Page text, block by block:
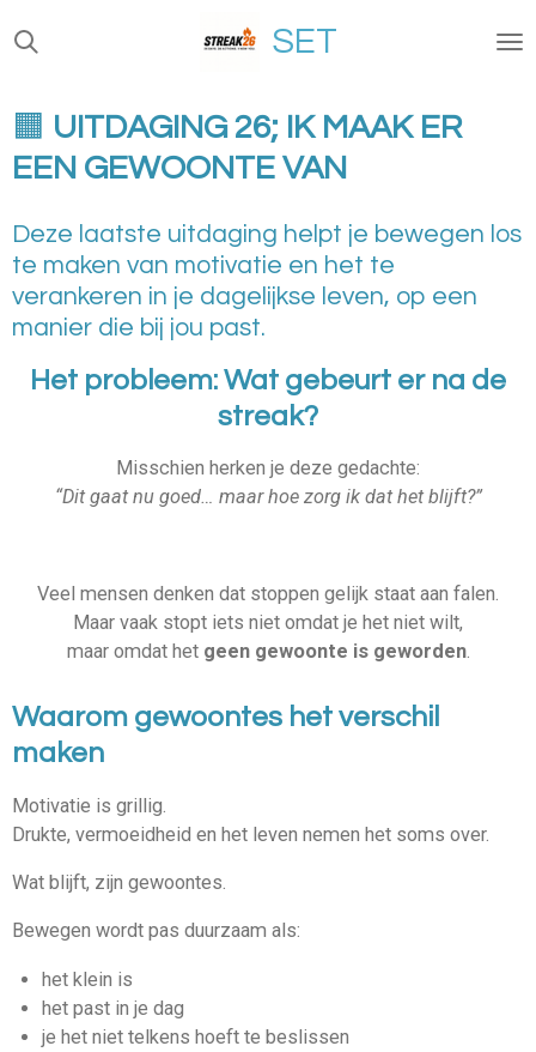
Ga
direct
de
hoofdinhoud
SET
🟧 UITDAGING 26; IK MAAK ER
EEN GEWOONTE VAN
Deze laatste uitdaging helpt je bewegen los
te maken van motivatie en het te
verankeren in je dagelijkse leven, op een
manier die bij jou past.
Het probleem: Wat gebeurt er na de
streak?
Misschien herken je deze gedachte:
“Dit gaat nu goed… maar hoe zorg ik dat het blijft?”
Veel mensen denken dat stoppen gelijk staat aan falen.
Maar vaak stopt iets niet omdat je het niet wilt,
maar omdat het geen gewoonte is geworden.
Waarom gewoontes het verschil
maken
Motivatie is grillig.
Drukte, vermoeidheid en het leven nemen het soms over.
Wat blijft, zijn gewoontes.
Bewegen wordt pas duurzaam als:
het klein is
het past in je dag
je het niet telkens hoeft te beslissen